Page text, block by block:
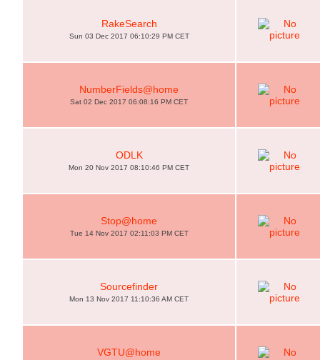
RakeSearch
Sun 03 Dec 2017 06:10:29 PM CET
NumberFields@home
Sat 02 Dec 2017 06:08:16 PM CET
ODLK
Mon 20 Nov 2017 08:10:46 PM CET
Stop@home
Tue 14 Nov 2017 02:11:03 PM CET
Sourcefinder
Mon 13 Nov 2017 11:10:36 AM CET
VGTU@home